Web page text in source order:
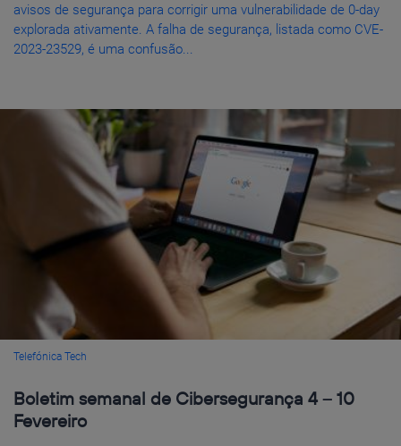
avisos de segurança para corrigir uma vulnerabilidade de 0-day
explorada ativamente. A falha de segurança, listada como CVE-
2023-23529, é uma confusão...
Telefónica Tech
Boletim semanal de Cibersegurança 4 – 10
Fevereiro